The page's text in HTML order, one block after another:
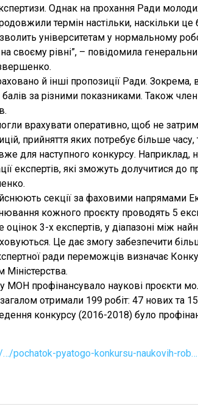
Однак на прохання Ради
термін настільки, наскільки
університетам у нормальному
своєму рівні”, – повідомила
й інші пропозиції Ради.
за різними показниками. Також
врахувати оперативно, щоб не
прийняття яких потребує більше
для наступного конкурсу.
експертів, які зможуть долучитися до
секції за фаховими напрямами
кожного проєкту проводять 5
3-х експертів, у діапазоні між
Це дає змогу забезпечити
ради переможців визначає
МОН профінансувало наукові проєкти
отримали 199 робіт: 47 нових та
конкурсу (2016-2018) було
pochatok-pyatogo-konkursu-naukovih-rob…